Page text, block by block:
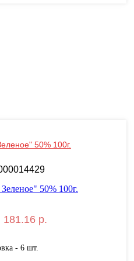
50% 100г.
181.16 р.
- 6 шт.